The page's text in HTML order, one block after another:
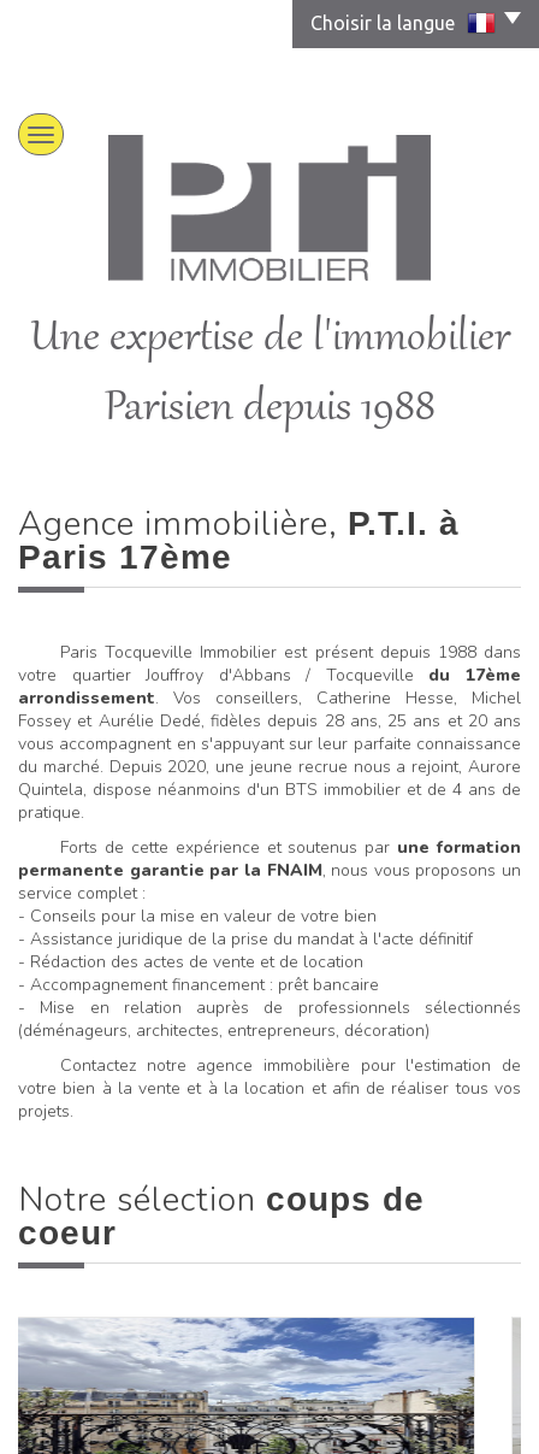
Choisir la langue
Une expertise de l'immobilier
Parisien depuis 1988
Agence immobilière, P.T.I. à
Paris 17ème
Paris Tocqueville Immobilier est présent depuis 1988 dans
votre quartier Jouffroy d'Abbans / Tocqueville du 17ème
arrondissement. Vos conseillers, Catherine Hesse, Michel
Fossey et Aurélie Dedé, fidèles depuis 28 ans, 25 ans et 20 ans
vous accompagnent en s'appuyant sur leur parfaite connaissance
du marché. Depuis 2020, une jeune recrue nous a rejoint, Aurore
Quintela, dispose néanmoins d'un BTS immobilier et de 4 ans de
pratique.
Forts de cette expérience et soutenus par une formation
permanente garantie par la FNAIM, nous vous proposons un
service complet :
- Conseils pour la mise en valeur de votre bien
- Assistance juridique de la prise du mandat à l'acte définitif
- Rédaction des actes de vente et de location
- Accompagnement financement : prêt bancaire
- Mise en relation auprès de professionnels sélectionnés
(déménageurs, architectes, entrepreneurs, décoration)
Contactez notre agence immobilière pour l'estimation de
votre bien à la vente et à la location et afin de réaliser tous vos
projets.
Notre sélection coups de
coeur